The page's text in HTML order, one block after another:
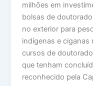
milhões em
bolsas de
no exterior para
indígenas e ciganas
cursos de
que tenham
reconhecido pela